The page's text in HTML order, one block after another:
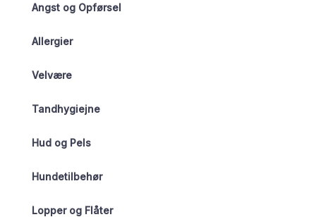
Angst og Opførsel
Allergier
Velvære
Tandhygiejne
Hud og Pels
Hundetilbehør
Lopper og Flåter